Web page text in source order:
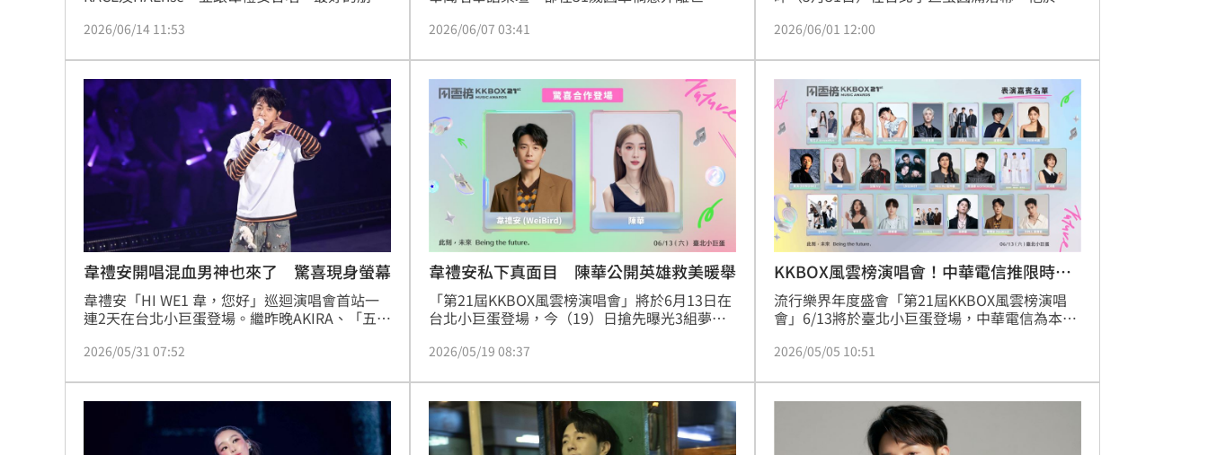
再跟粉絲見面，未來也想在台北小巨蛋開唱。
2026/06/14 11:53
誕，仍有不少歌迷前往長眠地「雨生園」悼念，
2026/06/07 03:41
慶功宴受訪時，他坦言歌曲創作靈感來自結婚3
提及「感覺我們在一起的日子都很快樂，所以每
次過生日都很感傷，覺得好像在倒數」，讓他回
憶起這段文字當場淚崩。
2026/06/01 12:00
韋禮安開唱混血男神也來了 驚喜現身螢幕
韋禮安「HI WE1 韋，您好」巡迴演唱會首站一
連2天在台北小巨蛋登場。繼昨晚AKIRA、「五月
挺，今（31）日第2場演出則有彭佳慧、曾國
朝聖，再度展現他的好人緣。
2026/05/31 07:52
韋禮安私下真面目 陳華公開英雄救美暖舉
「第21屆KKBOX風雲榜演唱會」將於6月13日在
台北小巨蛋登場，今（19）日搶先曝光3組夢幻
合」、李竺芯與葛仲珊「香上加香」女力聯盟，
外，日本實力派歌手Ayumu Imazu將獻出台灣
首秀，與畢書盡（Bii）分別展現跨越國界的才子
實力。人氣男團「Ozone」及「U:NUS」成員陸
續退伍，也將全員到齊挑戰全新演出。
2026/05/19 08:37
KKBOX風雲榜演唱會！中華電信推限時索
票
流行樂界年度盛會「第21屆KKBOX風雲榜演唱
會」6/13將於臺北小巨蛋登場，中華電信為本屆
MOD、Hami Video全程直播，更推出KKBOX風
限時任務即可參加抽獎，預計送出逾百組門票(每
組2張)，邀客戶攜手進場參與音樂饗宴，欣賞金
曲雙才子盧廣仲、韋禮安(WeiBird)、超人氣Z世
代天團告五人Accusefiv
2026/05/05 10:51